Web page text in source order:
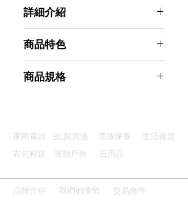
詳細介紹
商品特色
防濺防潑：優選PU皮革防塵防水
商品規格
主要材質：PE塑料皮革
商品尺寸：12.5*11*0.5cm
產地名稱：中國大陸
代理商：亞桓有限公司
家用電器 3C與周邊 美妝保養
生活雜貨
衣包鞋錶
運動戶外 日用品
品牌介紹 我們的優勢 交易條件